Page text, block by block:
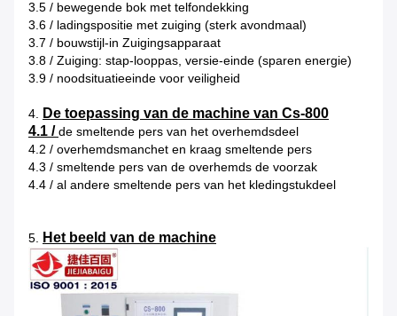
3.5 / bewegende bok met telfondekking
3.6 / ladingspositie met zuiging (sterk avondmaal)
3.7 / bouwstijl-in Zuigingsapparaat
3.8 / Zuiging: stap-looppas, versie-einde (sparen energie)
3.9 / noodsituatieeinde voor veiligheid
4. De toepassing van de machine van Cs-800
4.1 / de smeltende pers van het overhemdsdeel
4.2 / overhemdsmanchet en kraag smeltende pers
4.3 / smeltende pers van de overhemds de voorzak
4.4 / al andere smeltende pers van het kledingstukdeel
5. Het beeld van de machine